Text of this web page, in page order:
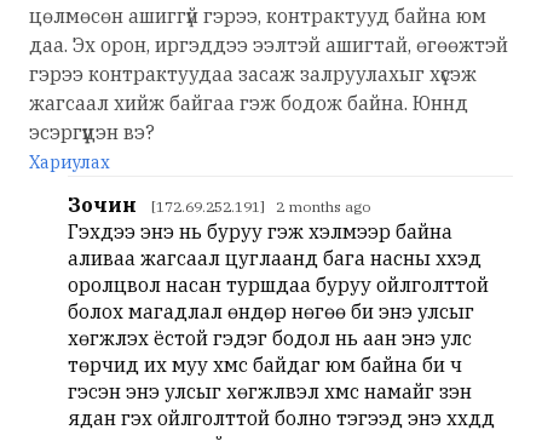
цөлмөсөн ашиггүй гэрээ, контрактууд байна юм
даа. Эх орон, иргэддээ ээлтэй ашигтай, өгөөжтэй
гэрээ контрактуудаа засаж залруулахыг хүсэж
жагсаал хийж байгаа гэж бодож байна. Юннд
эсэргүүцэн вэ?
Хариулах
Зочин [172.69.252.191] 2 months ago
Гэхдээ энэ нь буруу гэж хэлмээр байна
аливаа жагсаал цуглаанд бага насны хүүхэд
оролцвол насан туршдаа буруу ойлголттой
болох магадлал өндөр нөгөө би энэ улсыг
хөгжүүлэх ёстой гэдэг бодол нь аан энэ улс
төрчид их муу хүмүүс байдаг юм байна би ч
гэсэн энэ улсыг хөгжүүлвэл хүмүүс намайг үзэн
ядан гэх ойлголттой болно тэгээд энэ хүүхдүүд